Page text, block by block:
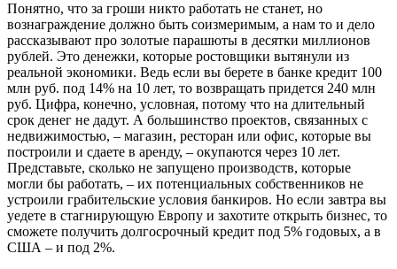
Понятно, что за гроши никто работать не станет, но
вознаграждение должно быть соизмеримым, а нам то и дело
рассказывают про золотые парашюты в десятки миллионов
рублей. Это денежки, которые ростовщики вытянули из
реальной экономики. Ведь если вы берете в банке кредит 100
млн руб. под 14% на 10 лет, то возвращать придется 240 млн
руб. Цифра, конечно, условная, потому что на длительный
срок денег не дадут. А большинство проектов, связанных с
недвижимостью, – магазин, ресторан или офис, которые вы
построили и сдаете в аренду, – окупаются через 10 лет.
Представьте, сколько не запущено производств, которые
могли бы работать, – их потенциальных собственников не
устроили грабительские условия банкиров. Но если завтра вы
уедете в стагнирующую Европу и захотите открыть бизнес, то
сможете получить долгосрочный кредит под 5% годовых, а в
США – и под 2%.